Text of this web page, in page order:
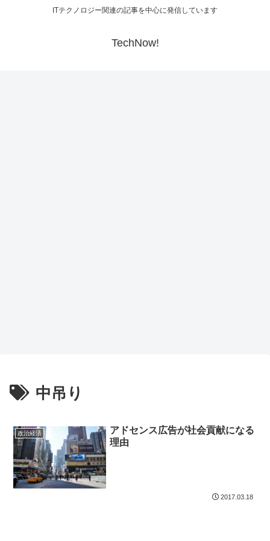
ITテクノロジー関連の記事を中心に発信しています
TechNow!
中吊り
政治経済
アドセンス広告が社会貢献になる
理由
2017.03.18